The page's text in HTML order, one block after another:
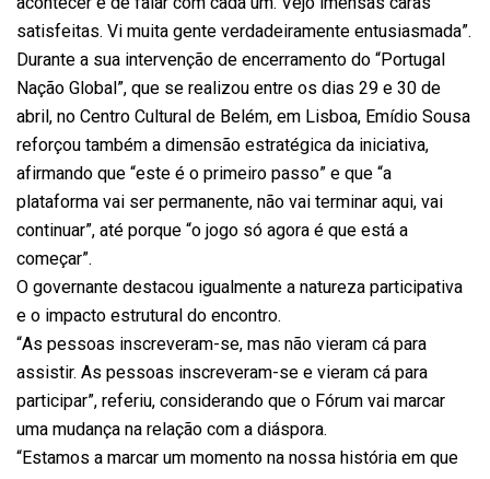
satisfeitas. Vi muita gente verdadeiramente entusiasmada”.
Durante a sua intervenção de encerramento do “Portugal
Nação Global”, que se realizou entre os dias 29 e 30 de
abril, no Centro Cultural de Belém, em Lisboa, Emídio Sousa
reforçou também a dimensão estratégica da iniciativa,
afirmando que “este é o primeiro passo” e que “a
plataforma vai ser permanente, não vai terminar aqui, vai
continuar”, até porque “o jogo só agora é que está a
começar”.
O governante destacou igualmente a natureza participativa
e o impacto estrutural do encontro.
“As pessoas inscreveram-se, mas não vieram cá para
assistir. As pessoas inscreveram-se e vieram cá para
participar”, referiu, considerando que o Fórum vai marcar
uma mudança na relação com a diáspora.
“Estamos a marcar um momento na nossa história em que